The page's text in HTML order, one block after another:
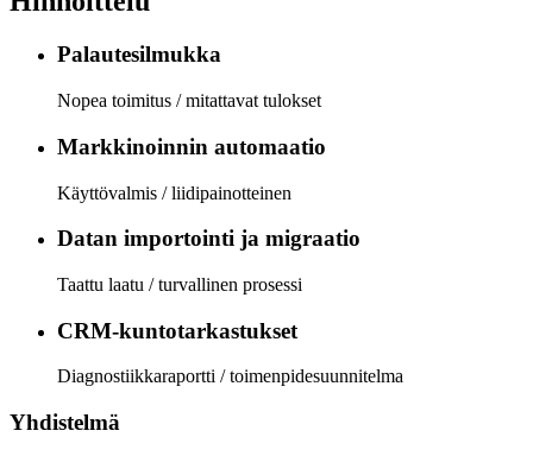
Palautesilmukka
Nopea toimitus / mitattavat tulokset
Markkinoinnin automaatio
Käyttövalmis / liidipainotteinen
Datan importointi ja migraatio
Taattu laatu / turvallinen prosessi
CRM-kuntotarkastukset
Diagnostiikkaraportti / toimenpidesuunnitelma
Yhdistelmä